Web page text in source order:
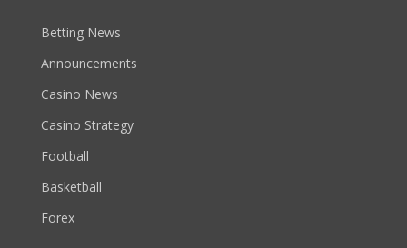
Betting News
Announcements
Casino News
Casino Strategy
Football
Basketball
Forex